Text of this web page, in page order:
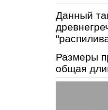
Данный
Размеры
общая